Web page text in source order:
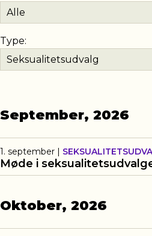
Type:
September, 2026
1. september |
Møde i
Oktober, 2026